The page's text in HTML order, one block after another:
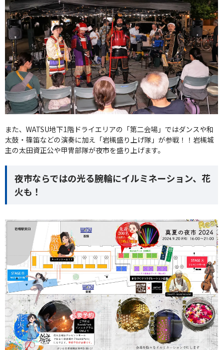
また、WATSU地下1階ドライエリアの「第二会場」ではダンスや和
太鼓・篠笛などの演奏に加え「岩槻盛り上げ隊」が参戦！！岩槻城
主の太田資正公や甲冑部隊が夜市を盛り上げます。
夜市ならではの光る腕輪にイルミネーション、花
火も！